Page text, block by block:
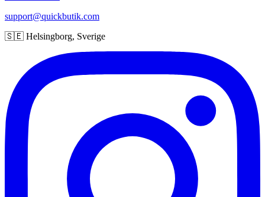
support@quickbutik.com
🇸🇪 Helsingborg, Sverige